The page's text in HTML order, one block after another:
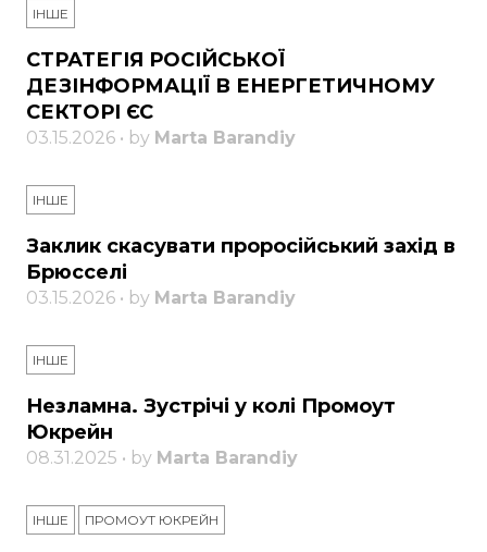
ІНШЕ
СТРАТЕГІЯ РОСІЙСЬКОЇ
ДЕЗІНФОРМАЦІЇ В ЕНЕРГЕТИЧНОМУ
СЕКТОРІ ЄС
03.15.2026 • by Marta Barandiy
ІНШЕ
Заклик скасувати проросійський захід в
Брюсселі
03.15.2026 • by Marta Barandiy
ІНШЕ
Незламна. Зустрічі у колі Промоут
Юкрейн
08.31.2025 • by Marta Barandiy
ІНШЕ ПРОМОУТ ЮКРЕЙН